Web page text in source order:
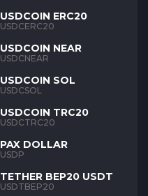
USDCOIN ERC20
USDCERC20
USDCOIN NEAR
USDCNEAR
USDCOIN SOL
USDCSOL
USDCOIN TRC20
USDCTRC20
PAX DOLLAR
USDP
TETHER BEP20 USDT
USDTBEP20